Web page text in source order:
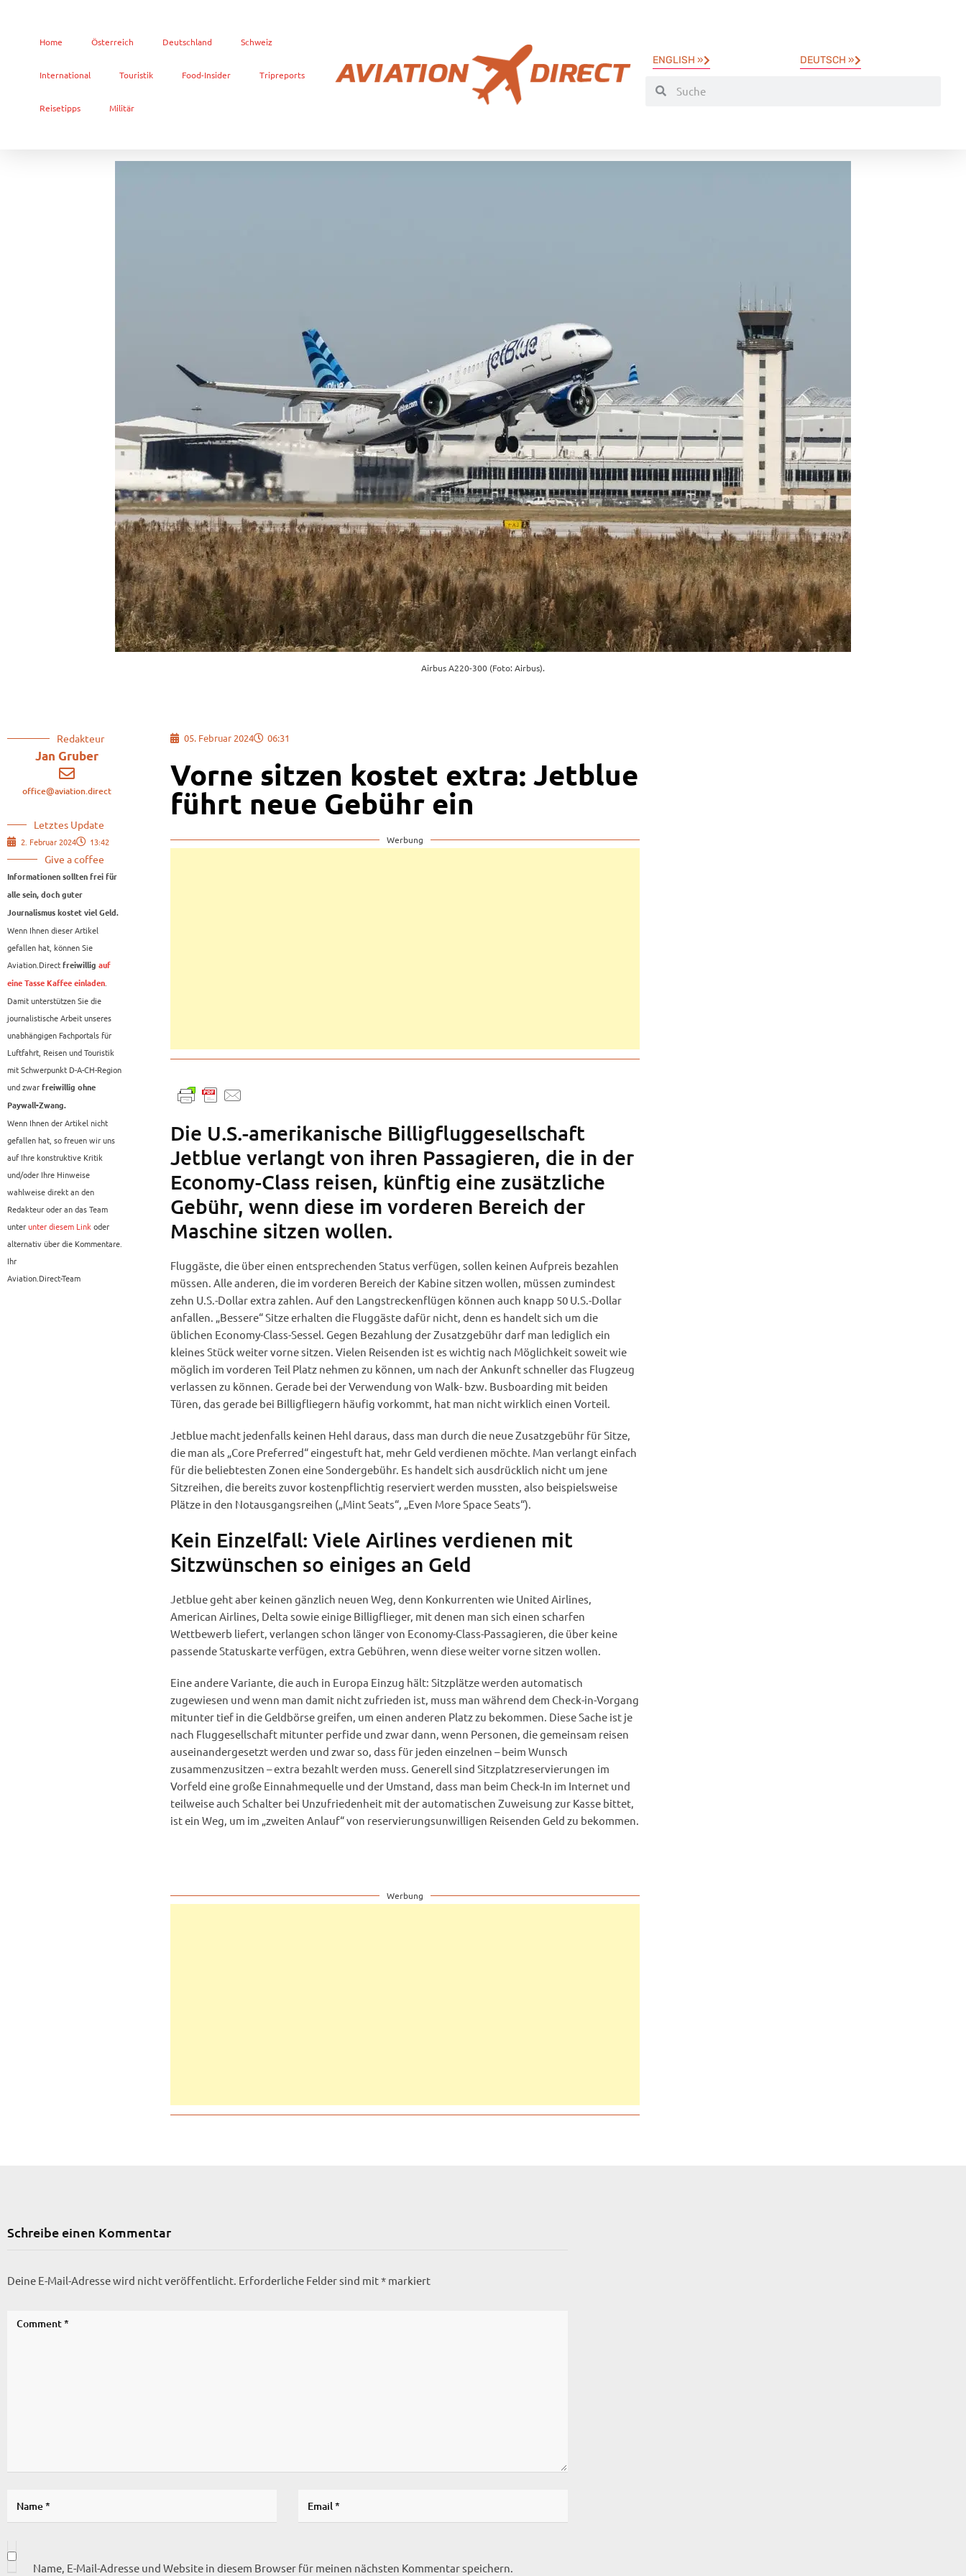
Home Österreich Deutschland Schweiz
International Touristik Food-Insider Tripreports
Reisetipps Militär
ENGLISH » DEUTSCH »
Airbus A220-300 (Foto: Airbus).
Redakteur
Jan Gruber
office@aviation.direct
Letztes Update
2. Februar 2024 13:42
Give a coffee
Informationen sollten frei für
alle sein, doch guter
Journalismus kostet viel Geld.
Wenn Ihnen dieser Artikel
gefallen hat, können Sie
Aviation.Direct freiwillig auf
eine Tasse Kaffee einladen.
Damit unterstützen Sie die
journalistische Arbeit unseres
unabhängigen Fachportals für
Luftfahrt, Reisen und Touristik
mit Schwerpunkt D-A-CH-Region
und zwar freiwillig ohne
Paywall-Zwang.
Wenn Ihnen der Artikel nicht
gefallen hat, so freuen wir uns
auf Ihre konstruktive Kritik
und/oder Ihre Hinweise
wahlweise direkt an den
Redakteur oder an das Team
unterunter diesem Linkoder
alternativ über die Kommentare.
Ihr
Aviation.Direct-Team
05. Februar 2024 06:31
Vorne sitzen kostet extra: Jetblue
führt neue Gebühr ein
Werbung
Die U.S.-amerikanische Billigfluggesellschaft
Jetblue verlangt von ihren Passagieren, die in der
Economy-Class reisen, künftig eine zusätzliche
Gebühr, wenn diese im vorderen Bereich der
Maschine sitzen wollen.
Fluggäste, die über einen entsprechenden Status verfügen, sollen keinen Aufpreis bezahlen
müssen. Alle anderen, die im vorderen Bereich der Kabine sitzen wollen, müssen zumindest
zehn U.S.-Dollar extra zahlen. Auf den Langstreckenflügen können auch knapp 50 U.S.-Dollar
anfallen. „Bessere“ Sitze erhalten die Fluggäste dafür nicht, denn es handelt sich um die
üblichen Economy-Class-Sessel. Gegen Bezahlung der Zusatzgebühr darf man lediglich ein
kleines Stück weiter vorne sitzen. Vielen Reisenden ist es wichtig nach Möglichkeit soweit wie
möglich im vorderen Teil Platz nehmen zu können, um nach der Ankunft schneller das Flugzeug
verlassen zu können. Gerade bei der Verwendung von Walk- bzw. Busboarding mit beiden
Türen, das gerade bei Billigfliegern häufig vorkommt, hat man nicht wirklich einen Vorteil.
Jetblue macht jedenfalls keinen Hehl daraus, dass man durch die neue Zusatzgebühr für Sitze,
die man als „Core Preferred“ eingestuft hat, mehr Geld verdienen möchte. Man verlangt einfach
für die beliebtesten Zonen eine Sondergebühr. Es handelt sich ausdrücklich nicht um jene
Sitzreihen, die bereits zuvor kostenpflichtig reserviert werden mussten, also beispielsweise
Plätze in den Notausgangsreihen („Mint Seats“, „Even More Space Seats“).
Kein Einzelfall: Viele Airlines verdienen mit
Sitzwünschen so einiges an Geld
Jetblue geht aber keinen gänzlich neuen Weg, denn Konkurrenten wie United Airlines,
American Airlines, Delta sowie einige Billigflieger, mit denen man sich einen scharfen
Wettbewerb liefert, verlangen schon länger von Economy-Class-Passagieren, die über keine
passende Statuskarte verfügen, extra Gebühren, wenn diese weiter vorne sitzen wollen.
Eine andere Variante, die auch in Europa Einzug hält: Sitzplätze werden automatisch
zugewiesen und wenn man damit nicht zufrieden ist, muss man während dem Check-in-Vorgang
mitunter tief in die Geldbörse greifen, um einen anderen Platz zu bekommen. Diese Sache ist je
nach Fluggesellschaft mitunter perfide und zwar dann, wenn Personen, die gemeinsam reisen
auseinandergesetzt werden und zwar so, dass für jeden einzelnen – beim Wunsch
zusammenzusitzen – extra bezahlt werden muss. Generell sind Sitzplatzreservierungen im
Vorfeld eine große Einnahmequelle und der Umstand, dass man beim Check-In im Internet und
teilweise auch Schalter bei Unzufriedenheit mit der automatischen Zuweisung zur Kasse bittet,
ist ein Weg, um im „zweiten Anlauf“ von reservierungsunwilligen Reisenden Geld zu bekommen.
Werbung
Schreibe einen Kommentar
Deine E-Mail-Adresse wird nicht veröffentlicht. Erforderliche Felder sind mit* markiert
Name, E-Mail-Adresse und Website in diesem Browser für meinen nächsten Kommentar speichern.